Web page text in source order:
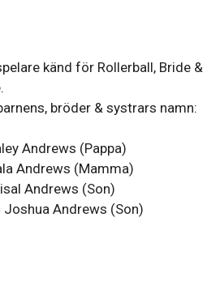
känd för Rollerball, Bride &
bröder & systrars namn:
Andrews (Pappa)
Andrews (Mamma)
Andrews (Son)
Joshua Andrews (Son)